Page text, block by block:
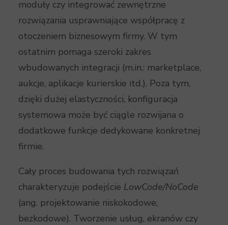
moduły czy integrować zewnętrzne
rozwiązania usprawniające współpracę z
otoczeniem biznesowym firmy. W tym
ostatnim pomaga szeroki zakres
wbudowanych integracji (m.in.: marketplace,
aukcje, aplikacje kurierskie itd.). Poza tym,
dzięki dużej elastyczności, konfiguracja
systemowa może być ciągle rozwijana o
dodatkowe funkcje dedykowane konkretnej
firmie.
Cały proces budowania tych rozwiązań
charakteryzuje podejście LowCode/NoCode
(ang. projektowanie niskokodowe,
bezkodowe). Tworzenie usług, ekranów czy